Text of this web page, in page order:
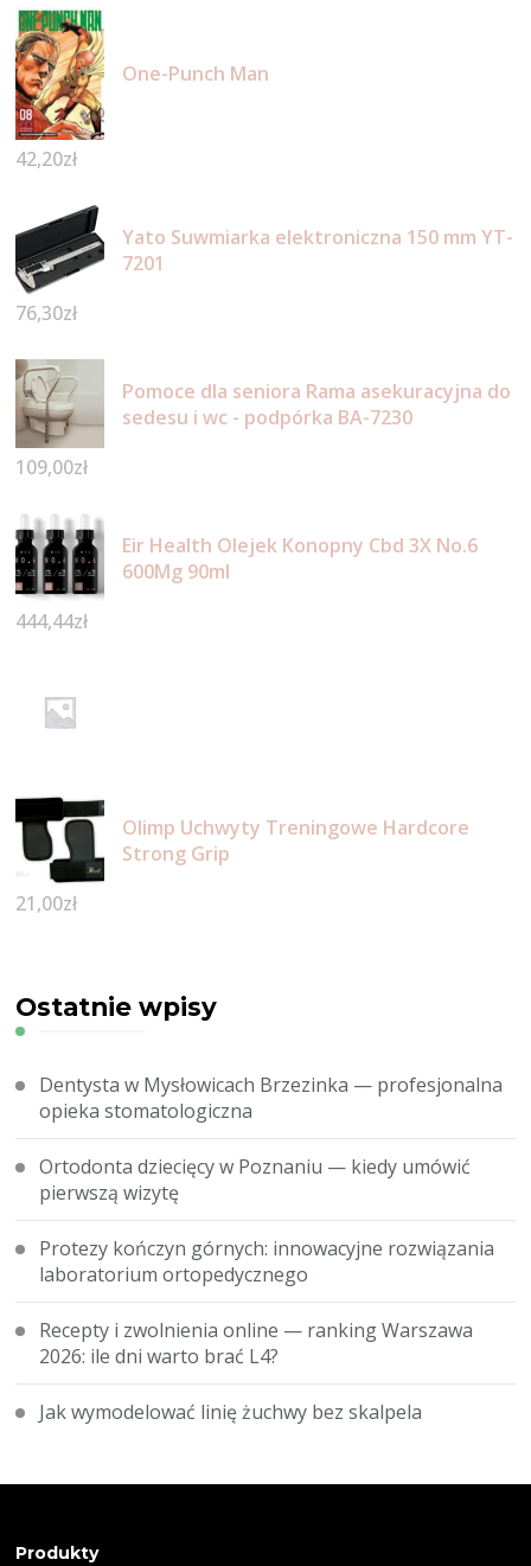
One-Punch Man
42,20zł
Yato Suwmiarka elektroniczna 150 mm YT-
7201
76,30zł
Pomoce dla seniora Rama asekuracyjna do
sedesu i wc - podpórka BA-7230
109,00zł
Eir Health Olejek Konopny Cbd 3X No.6
600Mg 90ml
444,44zł
Olimp Uchwyty Treningowe Hardcore
Strong Grip
21,00zł
Ostatnie wpisy
Dentysta w Mysłowicach Brzezinka — profesjonalna
opieka stomatologiczna
Ortodonta dziecięcy w Poznaniu — kiedy umówić
pierwszą wizytę
Protezy kończyn górnych: innowacyjne rozwiązania
laboratorium ortopedycznego
Recepty i zwolnienia online — ranking Warszawa
2026: ile dni warto brać L4?
Jak wymodelować linię żuchwy bez skalpela
Produkty